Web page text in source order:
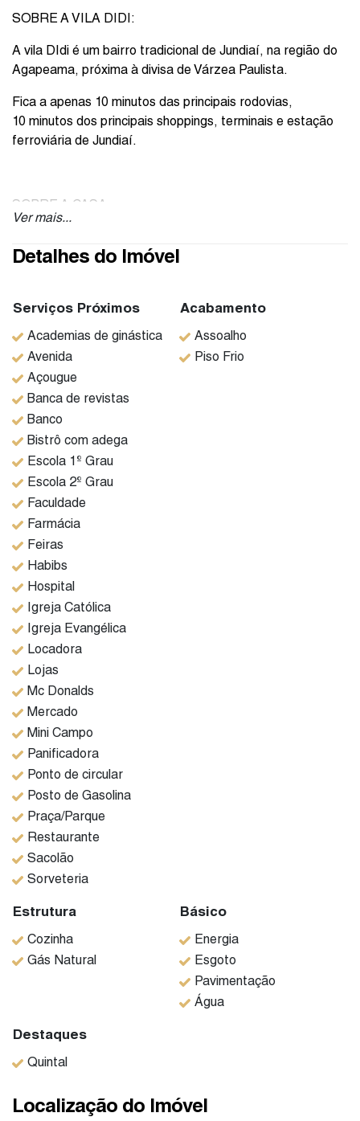
SOBRE A VILA DIDI:
A vila DIdi é um bairro tradicional de Jundiaí, na região do
Agapeama, próxima à divisa de Várzea Paulista.
Fica a apenas 10 minutos das principais rodovias,
10 minutos dos principais shoppings, terminais e estação
ferroviária de Jundiaí.
SOBRE A CASA:
dormitórios, 1 suíte e 5 vagas cobertas.
serviço.
Porta da sala toda trabalhada.
Cozinha espaçosa, com azulejos até o teto, p
gabinete em ótimo estado de conservação.
Piso dos quartos em taco muito bem conservados e piso
frio nos demais cômodos.
Banheiro com box.
Quartos bem arejados.
Área de serviços bem espaçosa.Na parte superior espaço
para secagem de roupas
Agende uma visita. Aproveite essa oportunidade!
Ver mais...
Detalhes do Imóvel
Serviços Próximos
Academias de ginástica
Avenida
Açougue
Banca de revistas
Banco
Bistrô com adega
Escola 1º Grau
Escola 2º Grau
Faculdade
Farmácia
Feiras
Habibs
Hospital
Igreja Católica
Igreja Evangélica
Locadora
Lojas
Mc Donalds
Mercado
Mini Campo
Panificadora
Ponto de circular
Posto de Gasolina
Praça/Parque
Restaurante
Sacolão
Sorveteria
Acabamento
Assoalho
Piso Frio
Estrutura
Cozinha
Gás Natural
Básico
Energia
Esgoto
Pavimentação
Água
Destaques
Quintal
Localização do Imóvel